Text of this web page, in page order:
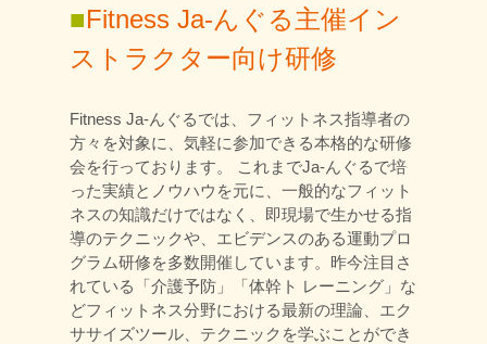
■Fitness Ja-んぐる主催イン
ストラクター向け研修
Fitness Ja-んぐるでは、フィットネス指導者の
方々を対象に、気軽に参加できる本格的な研修
会を行っております。 これまでJa-んぐるで培
った実績とノウハウを元に、一般的なフィット
ネスの知識だけではなく、即現場で生かせる指
導のテクニックや、エビデンスのある運動プロ
グラム研修を多数開催しています。昨今注目さ
れている「介護予防」「体幹ト レーニング」な
どフィットネス分野における最新の理論、エク
ササイズツール、テクニックを学ぶことができ